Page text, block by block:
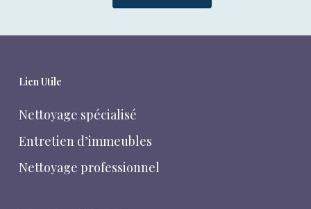
Lien Utile
Nettoyage spécialisé
Entretien d’immeubles
Nettoyage professionnel